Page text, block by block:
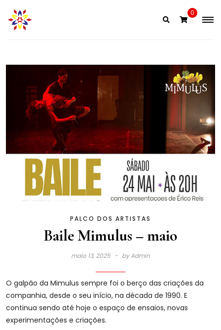
content
0
PALCO DOS ARTISTAS
Baile Mimulus – maio
maio 13, 2025 byAdmin
O galpão da Mimulus sempre foi o berço das criações da
companhia, desde o seu início, na década de 1990. E
continua sendo até hoje o espaço de ensaios, novas
experimentações e criações.